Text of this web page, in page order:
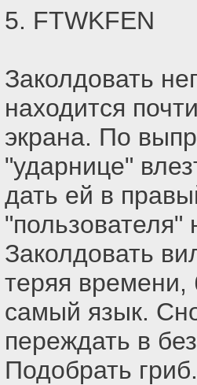
5. FTWKFEN
Заколдовать
находится
экрана. По
"ударнице"
дать ей в
Заколдовать
теряя времени,
самый язык.
переждать в
Подобрать гриб.